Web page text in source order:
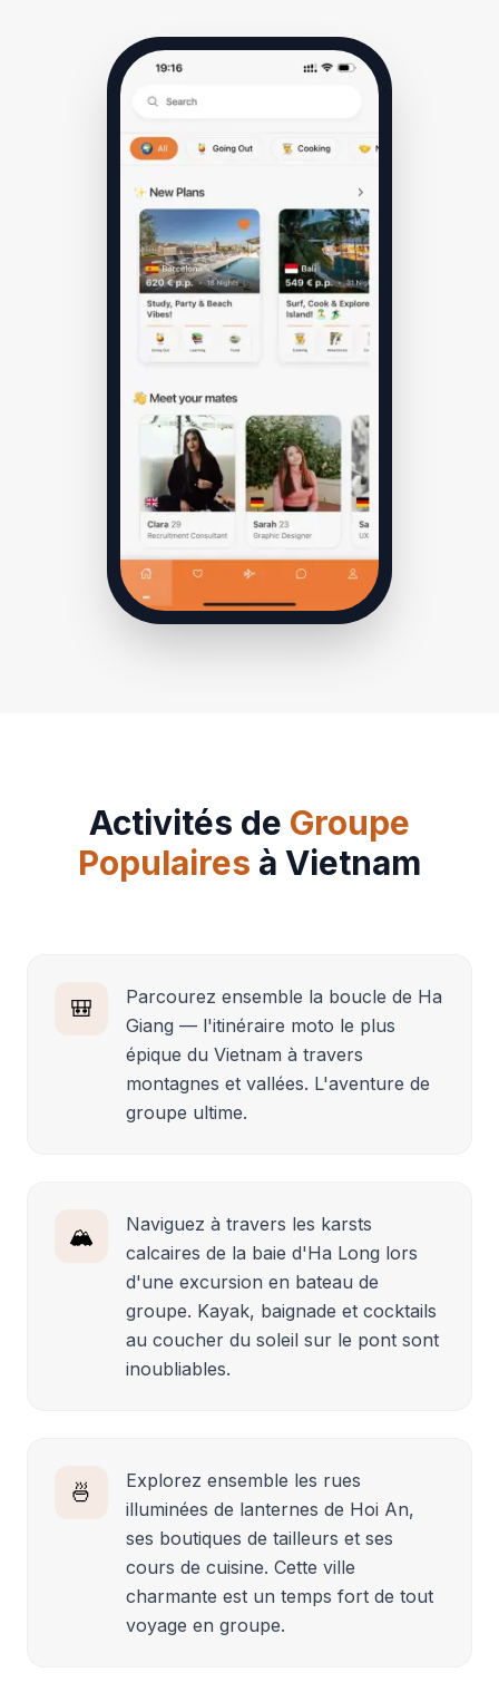
Activités de Groupe
Populaires à Vietnam
🎒
Parcourez ensemble la boucle de Ha
Giang — l'itinéraire moto le plus
épique du Vietnam à travers
montagnes et vallées. L'aventure de
groupe ultime.
🏔️
Naviguez à travers les karsts
calcaires de la baie d'Ha Long lors
d'une excursion en bateau de
groupe. Kayak, baignade et cocktails
au coucher du soleil sur le pont sont
inoubliables.
🍜
Explorez ensemble les rues
illuminées de lanternes de Hoi An,
ses boutiques de tailleurs et ses
cours de cuisine. Cette ville
charmante est un temps fort de tout
voyage en groupe.